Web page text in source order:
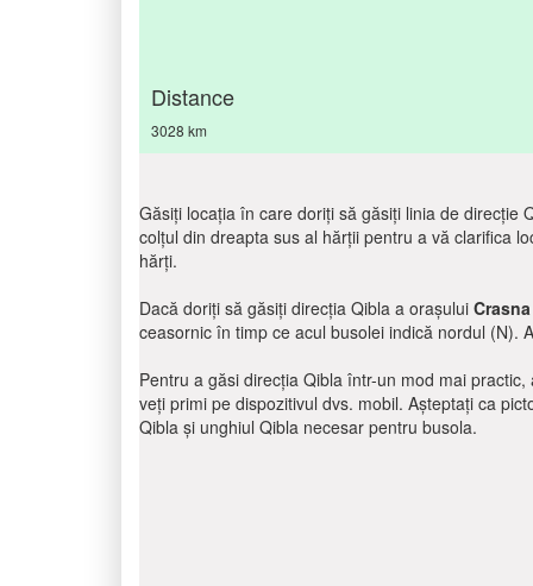
Distance
3028 km
Găsiți locația în care doriți să găsiți linia de direcție
colțul din dreapta sus al hărții pentru a vă clarifica
hărți.
Dacă doriți să găsiți direcția Qibla a orașului Crasna
ceasornic în timp ce acul busolei indică nordul (N).
Pentru a găsi direcția Qibla într-un mod mai
veți primi pe dispozitivul dvs. mobil. Așteptați ca
Qibla și unghiul Qibla necesar pentru busola.